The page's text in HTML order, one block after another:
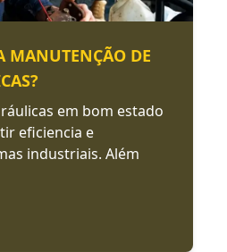
MANUTENÇÃO DE
em bom estado
eficiencia e
industriais. Além